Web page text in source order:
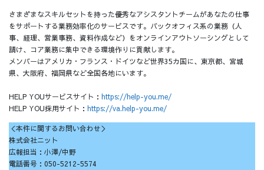
さまざまなスキルセットを持った優秀なアシスタントチームがあなたの仕事
をサポートする業務効率化のサービスです。バックオフィス系の業務（人
事、経理、営業事務、資料作成など）をオンラインアウトソーシングとして
請け、コア業務に集中できる環境作りに貢献します。
メンバーはアメリカ・フランス・ドイツなど世界35カ国に、東京都、宮城
県、大阪府、福岡県など全国各地にいます。
HELP YOUサービスサイト： https://help-you.me/
HELP YOU採用サイト： https://va.help-you.me/
＜本件に関するお問い合わせ＞
株式会社ニット
広報担当：小澤/中野
電話番号：050-5212-5574